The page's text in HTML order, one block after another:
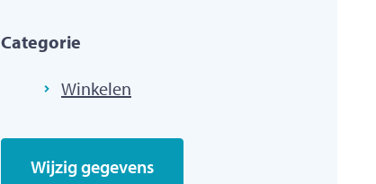
Categorie
Winkelen
Wijzig gegevens